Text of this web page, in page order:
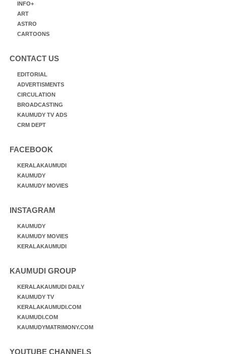
INFO+
ART
ASTRO
CARTOONS
CONTACT US
EDITORIAL
ADVERTISMENTS
CIRCULATION
BROADCASTING
KAUMUDY TV ADS
CRM DEPT
FACEBOOK
KERALAKAUMUDI
KAUMUDY
KAUMUDY MOVIES
INSTAGRAM
KAUMUDY
KAUMUDY MOVIES
KERALAKAUMUDI
KAUMUDI GROUP
KERALAKAUMUDI DAILY
KAUMUDY TV
KERALAKAUMUDI.COM
KAUMUDI.COM
KAUMUDYMATRIMONY.COM
YOUTUBE CHANNELS